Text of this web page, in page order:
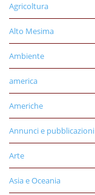
Agricoltura
Alto Mesima
Ambiente
america
Americhe
Annunci e pubblicazioni
Arte
Asia e Oceania